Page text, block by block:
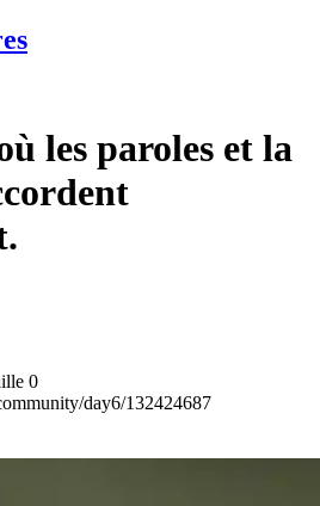
les paroles et la
0
day6/132424687